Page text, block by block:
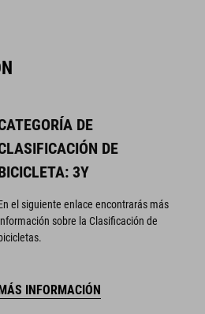
DE
DE
3Y
el siguiente enlace encontrarás más
sobre la Clasificación de
bicicletas.
INFORMACIÓN